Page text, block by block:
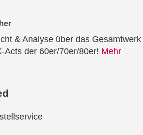
& Analyse über das Gesamtwerk
Acts der 60er/70er/80er! Mehr